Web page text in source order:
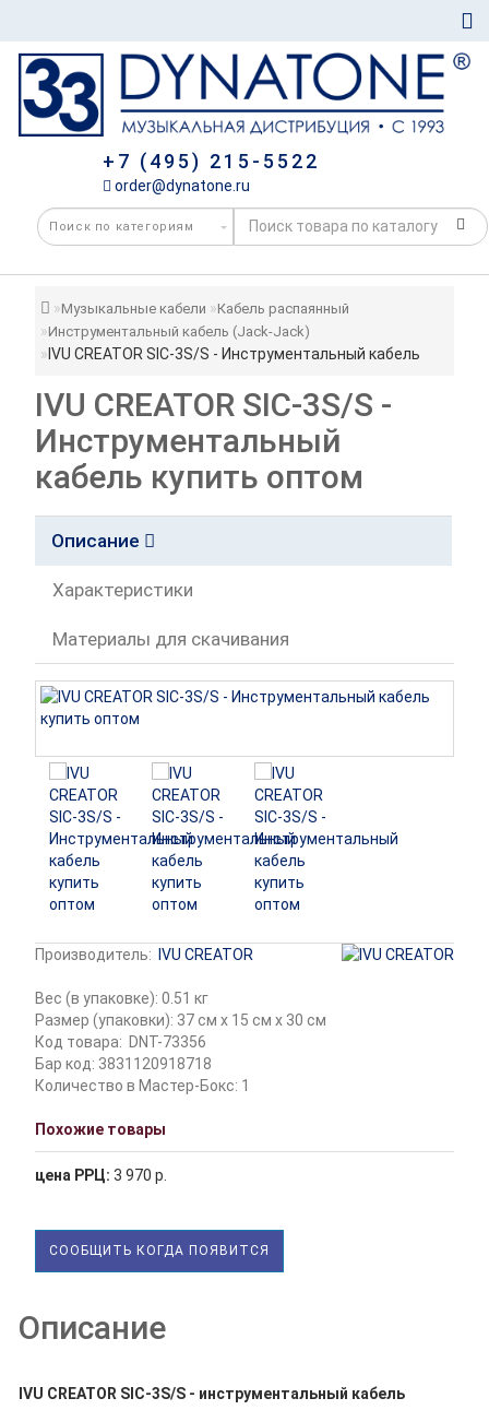
+7 (495) 215-5522
order@dynatone.ru
Музыкальные кабели
Кабель распаянный
Инструментальный кабель (Jack-Jack)
IVU CREATOR SIC-3S/S - Инструментальный кабель
IVU CREATOR SIC-3S/S -
Инструментальный
кабель купить оптом
Описание
Характеристики
Материалы для скачивания
Производитель: IVU CREATOR
Вес (в упаковке): 0.51 кг
Размер (упаковки): 37 см x 15 см x 30 см
Код товара: DNT-73356
Бар код: 3831120918718
Количество в Мастер-Бокс: 1
Похожие товары
цена РРЦ: 3 970 р.
СООБЩИТЬ КОГДА ПОЯВИТСЯ
Описание
IVU CREATOR SIC-3S/S - инструментальный кабель